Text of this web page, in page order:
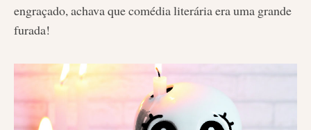
engraçado, achava que comédia literária era uma grande
furada!